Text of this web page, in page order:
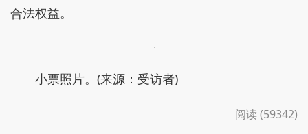
合法权益。
小票照片。(来源：受访者)
阅读 (59342)